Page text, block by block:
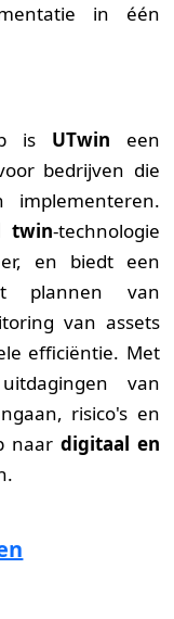
in één
is UTwin een
bedrijven die
implementeren.
twin-technologie
en biedt een
plannen van
van assets
efficiëntie. Met
van
risico's en
naar digitaal en